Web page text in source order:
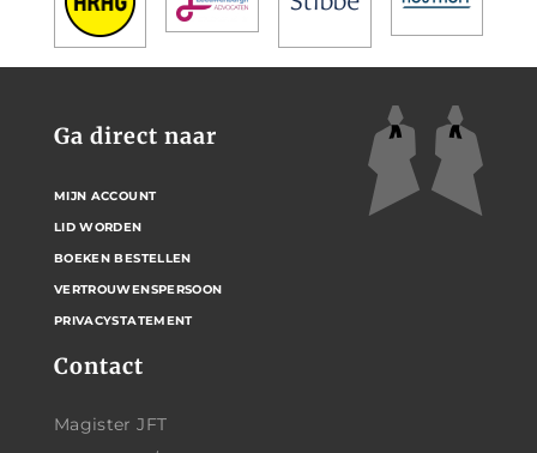
Contact
Magister JFT
Ga direct naar
MIJN ACCOUNT
LID WORDEN
BOEKEN BESTELLEN
VERTROUWENSPERSOON
PRIVACYSTATEMENT